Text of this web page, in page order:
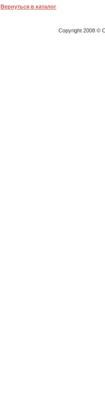
Вернуться в каталог
Copyright 2008 ©